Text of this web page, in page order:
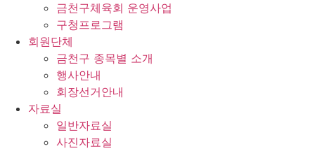
금천구체육회 운영사업
구청프로그램
회원단체
금천구 종목별 소개
행사안내
회장선거안내
자료실
일반자료실
사진자료실